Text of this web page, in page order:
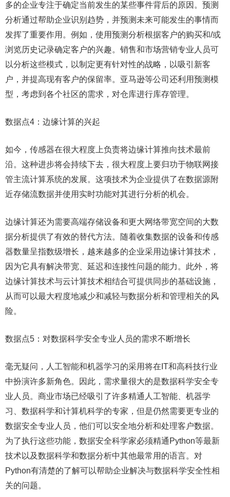
多的企业专注于确定当前发生的某些事件背后的原因。预测
分析通过帮助企业识别趋势，并预测未来可能发生的事情而
发挥了重要作用。例如，使用预测分析根据客户的购买和/或
浏览历史记录确定客户的兴趣。销售和市场营销专业人员可
以分析这些模式，以制定更有针对性的战略，以吸引新客
户，并提高现有客户的保留率。亚马逊等公司还利用预测模
型，考虑到各个社区的需求，对仓库进行库存管理。
数据点4：边缘计算的兴起
如今，传感器在很大程度上负责将边缘计算推向技术最前
沿。这种进步将会持续下去，很大程度上要归功于物联网接
管主流计算系统的发展。这项技术为企业提供了在数据源附
近存储流数据并使用实时功能对其进行分析的机会。
边缘计算还为需要高端存储设备和更大网络带宽空间的大数
据分析提供了有效的替代方法。随着收集数据的设备和传感
器数量呈指数级增长，越来越多的企业采用边缘计算技术，
因为它具有解决带宽、延迟和连接性问题的能力。此外，将
边缘计算技术与云计算技术相结合可提供同步的基础设施，
从而可以最大程度地减少和减轻与数据分析和管理相关的风
险。
数据点5：对数据科学安全专业人员的需求不断增长
毫无疑问，人工智能和机器学习的采用将在IT和高科技行业
中扮演许多新角色。因此，需求量很大的是数据科学安全专
业人员。商业市场已经吸引了许多精通人工智能、机器学
习、数据科学和计算机科学的专家，但是仍然需要更专业的
数据安全专业人员，他们可以安全地分析和处理客户数据。
为了执行这些功能，数据安全科学家必须精通Python等最新
技术以及数据科学和数据分析中其他最常用的语言。对
Python有清楚的了解可以帮助企业解决与数据科学安全性相
关的问题。